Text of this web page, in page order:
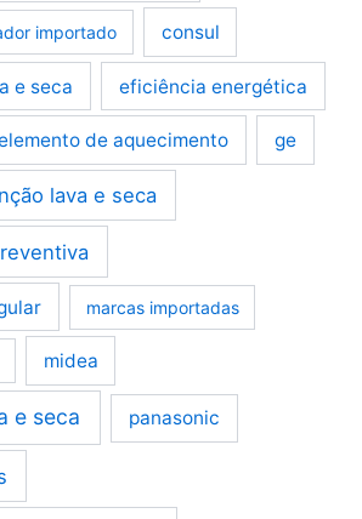
importado consul
e seca eficiência energética
de aquecimento ge
lava e seca
marcas importadas
midea
e seca panasonic